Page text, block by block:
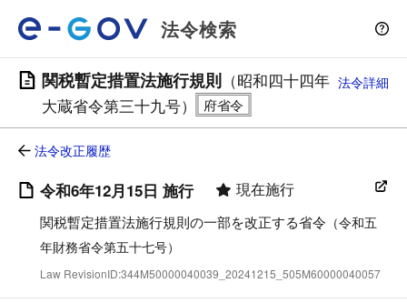
法令検索
関税暫定措置法施行規則 （昭和四十四年
大蔵省令第三十九号）
法令詳細
法令改正履歴
令和6年12月15日 施行 現在施行
関税暫定措置法施行規則の一部を改正する省令 （令和五
年財務省令第五十七号）
Law RevisionID:344M50000040039_20241215_505M60000040057